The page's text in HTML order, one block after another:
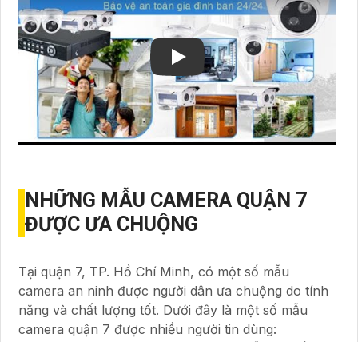
NHỮNG MẪU CAMERA QUẬN 7
ĐƯỢC ƯA CHUỘNG
Tại quận 7, TP. Hồ Chí Minh, có một số mẫu
camera an ninh được người dân ưa chuộng do tính
năng và chất lượng tốt. Dưới đây là một số mẫu
camera quận 7 được nhiều người tin dùng: